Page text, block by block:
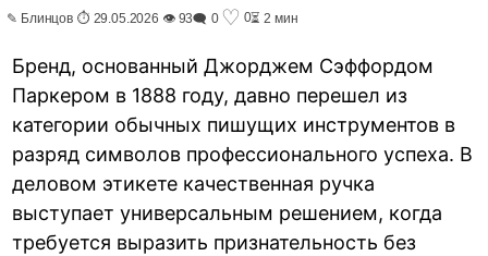
✎ Блинцов ⏱ 29.05.2026 👁 93🗨 0 ♡ 0⏳ 2 мин
Бренд, основанный Джорджем Сэффордом
Паркером в 1888 году, давно перешел из
категории обычных пишущих инструментов в
разряд символов профессионального успеха. В
деловом этикете качественная ручка
выступает универсальным решением, когда
требуется выразить признательность без